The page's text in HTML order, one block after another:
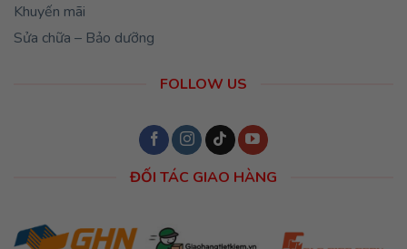
Khuyến mãi
Sửa chữa – Bảo dưỡng
FOLLOW US
ĐỐI TÁC GIAO HÀNG